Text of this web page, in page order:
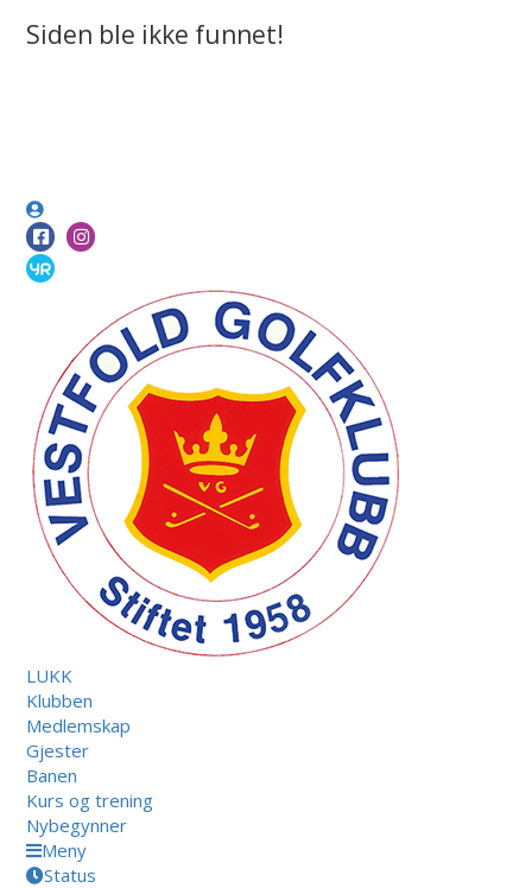
Siden ble ikke funnet!
LUKK
Klubben
Medlemskap
Gjester
Banen
Kurs og trening
Nybegynner
Meny
Status